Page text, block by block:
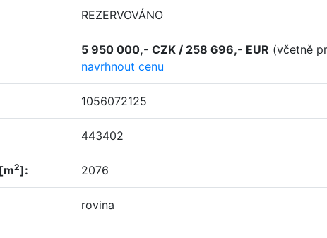
REZERVOVÁNO
5 950 000,- CZK / 258 696,- EUR (včetně
navrhnout cenu
1056072125
443402
2]: 2076
rovina